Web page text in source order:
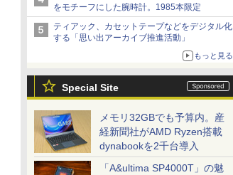
をモチーフにした腕時計。1985本限定
ティアック、カセットテープなどをデジタル化
する「思い出アーカイブ推進活動」
もっと見る
Special Site
メモリ32GBでも予算内。産
経新聞社がAMD Ryzen搭載
dynabookを2千台導入
「A&ultima SP4000T」の魅